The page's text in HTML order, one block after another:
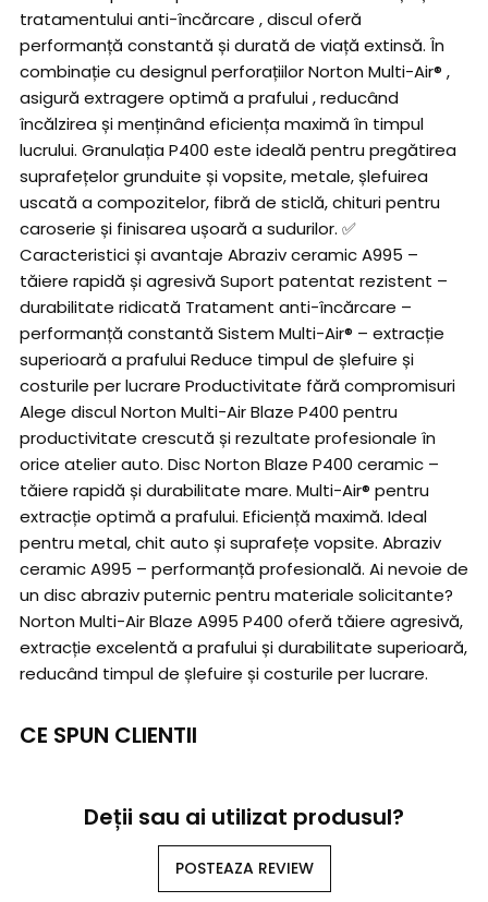
tratamentului anti-încărcare , discul oferă
performanță constantă și durată de viață extinsă. În
combinație cu designul perforațiilor Norton Multi-Air® ,
asigură extragere optimă a prafului , reducând
încălzirea și menținând eficiența maximă în timpul
lucrului. Granulația P400 este ideală pentru pregătirea
suprafețelor grunduite și vopsite, metale, șlefuirea
uscată a compozitelor, fibră de sticlă, chituri pentru
caroserie și finisarea ușoară a sudurilor. ✅
Caracteristici și avantaje Abraziv ceramic A995 –
tăiere rapidă și agresivă Suport patentat rezistent –
durabilitate ridicată Tratament anti-încărcare –
performanță constantă Sistem Multi-Air® – extracție
superioară a prafului Reduce timpul de șlefuire și
costurile per lucrare Productivitate fără compromisuri
Alege discul Norton Multi-Air Blaze P400 pentru
productivitate crescută și rezultate profesionale în
orice atelier auto. Disc Norton Blaze P400 ceramic –
tăiere rapidă și durabilitate mare. Multi-Air® pentru
extracție optimă a prafului. Eficiență maximă. Ideal
pentru metal, chit auto și suprafețe vopsite. Abraziv
ceramic A995 – performanță profesională. Ai nevoie de
un disc abraziv puternic pentru materiale solicitante?
Norton Multi-Air Blaze A995 P400 oferă tăiere agresivă,
extracție excelentă a prafului și durabilitate superioară,
reducând timpul de șlefuire și costurile per lucrare.
CE SPUN CLIENTII
Deții sau ai utilizat produsul?
POSTEAZA REVIEW